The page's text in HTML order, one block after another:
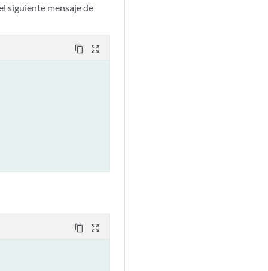
siguiente mensaje de
content_copy zoom_out_map
content_copy zoom_out_map